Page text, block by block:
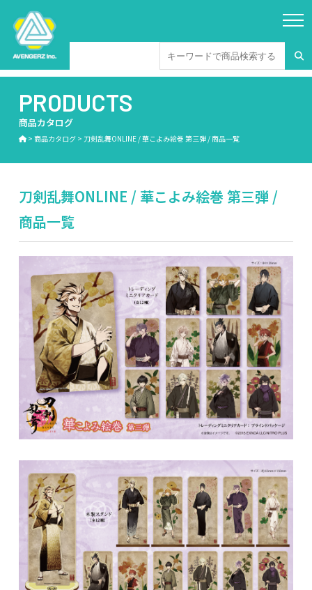
PRODUCTS
商品カタログ
> 商品カタログ> 刀剣乱舞ONLINE / 華こよみ絵巻 第三弾 / 商品一覧
刀剣乱舞ONLINE / 華こよみ絵巻 第三弾 /
商品一覧